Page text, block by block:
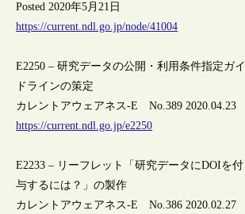
Posted 2020年5月21日
https://current.ndl.go.jp/node/41004
E2250 – 研究データの公開・利用条件指定ガイ
ドラインの策定
カレントアウェアネス-E No.389 2020.04.23
https://current.ndl.go.jp/e2250
E2233 – リーフレット「研究データにDOIを付
与するには？」の製作
カレントアウェアネス-E No.386 2020.02.27